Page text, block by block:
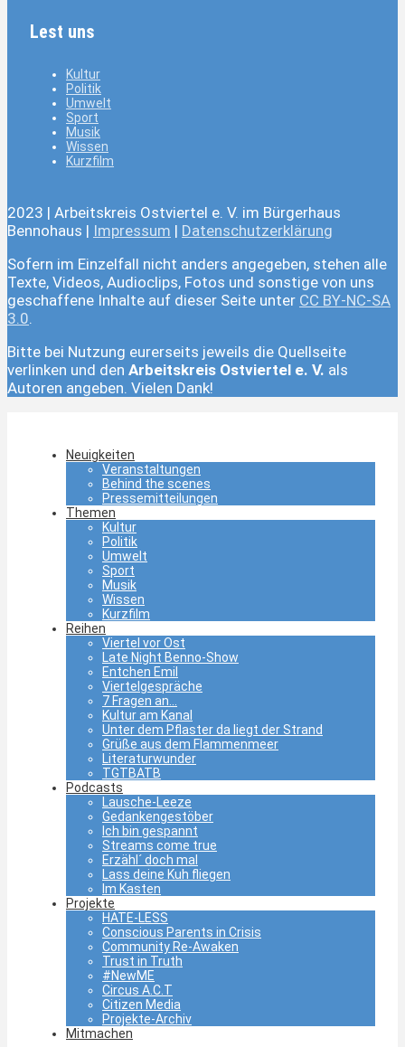
Lest uns
Kultur
Politik
Umwelt
Sport
Musik
Wissen
Kurzfilm
2023 | Arbeitskreis Ostviertel e. V. im Bürgerhaus
Bennohaus | Impressum | Datenschutzerklärung
Sofern im Einzelfall nicht anders angegeben, stehen alle
Texte, Videos, Audioclips, Fotos und sonstige von uns
geschaffene Inhalte auf dieser Seite unter CC BY-NC-SA
3.0.
Bitte bei Nutzung eurerseits jeweils die Quellseite
verlinken und den Arbeitskreis Ostviertel e. V. als
Autoren angeben. Vielen Dank!
Neuigkeiten
Veranstaltungen
Behind the scenes
Pressemitteilungen
Themen
Kultur
Politik
Umwelt
Sport
Musik
Wissen
Kurzfilm
Reihen
Viertel vor Ost
Late Night Benno-Show
Entchen Emil
Viertelgespräche
7 Fragen an…
Kultur am Kanal
Unter dem Pflaster da liegt der Strand
Grüße aus dem Flammenmeer
Literaturwunder
TGTBATB
Podcasts
Lausche-Leeze
Gedankengestöber
Ich bin gespannt
Streams come true
Erzähl´ doch mal
Lass deine Kuh fliegen
Im Kasten
Projekte
HATE-LESS
Conscious Parents in Crisis
Community Re-Awaken
Trust in Truth
#NewME
Circus A.C.T
Citizen Media
Projekte-Archiv
Mitmachen